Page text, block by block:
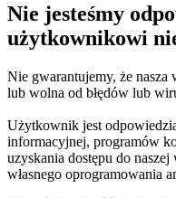
Nie jesteśmy
użytkownikowi
Nie gwarantujemy, że nasza
lub wolna od błędów lub
Użytkownik jest
informacyjnej, programów
uzyskania dostępu do
własnego oprogramowania